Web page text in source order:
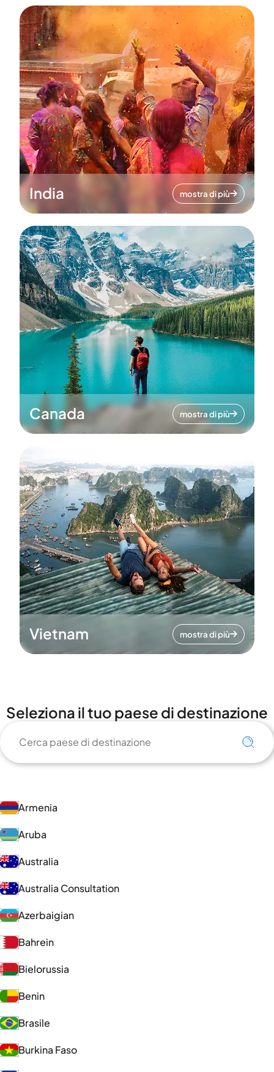
India mostra di più
Canada mostra di più
Vietnam mostra di più
Seleziona il tuo paese di destinazione
Armenia
Aruba
Australia
Australia Consultation
Azerbaigian
Bahrein
Bielorussia
Benin
Brasile
Burkina Faso